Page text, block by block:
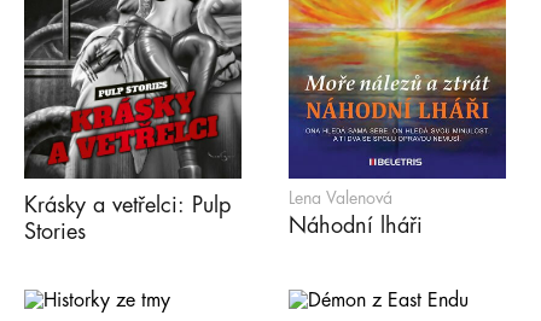
Krásky a vetřelci: Pulp
Stories
Lena Valenová
Náhodní lháři